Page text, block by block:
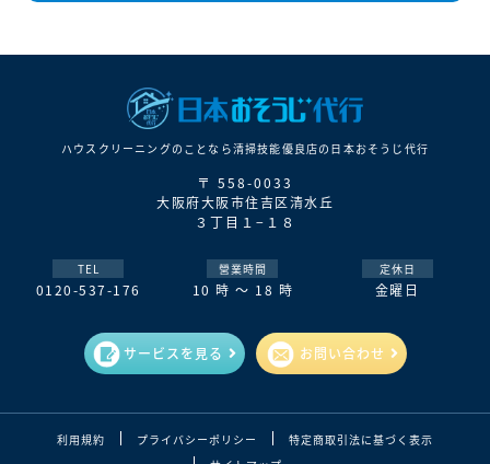
ハウスクリーニングのことなら清掃技能優良店の⽇本おそうじ代⾏
〒 558-0033
大阪府大阪市住吉区清水丘
３丁目１−１８
TEL
0120-537-176
營業時間
10 時 ～ 18 時
定休日
金曜日
サービスを見る お問い合わせ
利用規約 プライバシーポリシー
特定商取引法に基づく表示